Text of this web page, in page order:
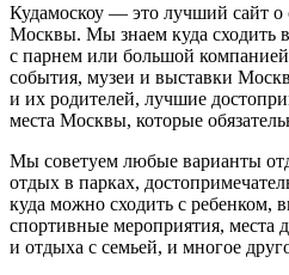
Кудамоскоу — это лучший сайт
Москвы. Мы знаем куда сходить
с парнем или большой
события, музеи и выставки
и их родителей, лучшие
места Москвы, которые
Мы советуем любые варианты
отдых в парках,
куда можно сходить с ребенком,
спортивные мероприятия, места
и отдыха с семьей, и многое